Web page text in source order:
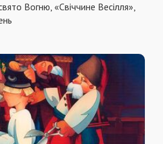
Вогню, «Свіччине Весілля»,